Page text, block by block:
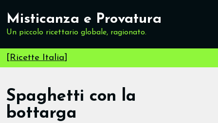
Misticanza e Provatura
Un piccolo ricettario globale, ragionato.
[Ricette Italia]
Spaghetti con la
bottarga